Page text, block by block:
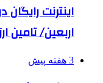
اربعین/ تامین
3 هفته پیش